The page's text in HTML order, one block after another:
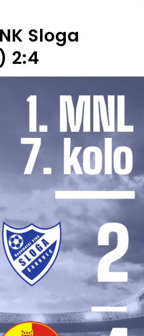
Sloga
2:4